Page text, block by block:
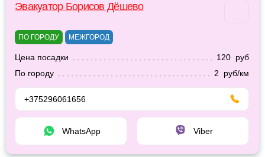
Эвакуатор Борисов Дёшево
ПО ГОРОДУ МЕЖГОРОД
Цена посадки
120 руб
По городу
2 руб/км
+375296061656
WhatsApp Viber